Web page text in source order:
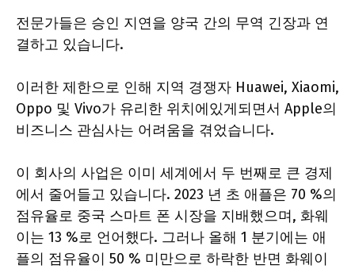
전문가들은 승인 지연을 양국 간의 무역 긴장과 연
결하고 있습니다.
이러한 제한으로 인해 지역 경쟁자 Huawei, Xiaomi,
Oppo 및 Vivo가 유리한 위치에있게되면서 Apple의
비즈니스 관심사는 어려움을 겪었습니다.
이 회사의 사업은 이미 세계에서 두 번째로 큰 경제
에서 줄어들고 있습니다. 2023 년 초 애플은 70 %의
점유율로 중국 스마트 폰 시장을 지배했으며, 화웨
이는 13 %로 언어했다. 그러나 올해 1 분기에는 애
플의 점유율이 50 % 미만으로 하락한 반면 화웨이